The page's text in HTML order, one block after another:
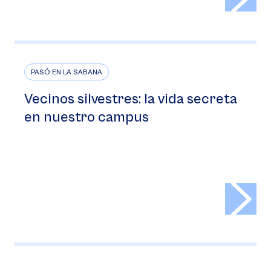
PASÓ EN LA SABANA
Vecinos silvestres: la vida secreta
en nuestro campus